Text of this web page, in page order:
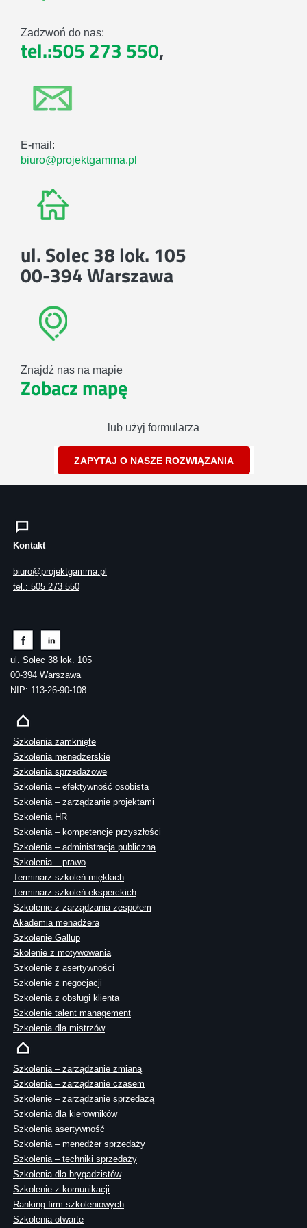
Zadzwoń do nas:
tel.:505 273 550,
E-mail:
biuro@projektgamma.pl
ul. Solec 38 lok. 105
00-394 Warszawa
Znajdź nas na mapie
Zobacz mapę
lub użyj formularza
ZAPYTAJ O NASZE ROZWIĄZANIA
Kontakt
biuro@projektgamma.pl
tel.: 505 273 550
ul. Solec 38 lok. 105
00-394 Warszawa
NIP: 113-26-90-108
Szkolenia zamknięte
Szkolenia menedżerskie
Szkolenia sprzedażowe
Szkolenia – efektywność osobista
Szkolenia – zarządzanie projektami
Szkolenia HR
Szkolenia – kompetencje przyszłości
Szkolenia – administracja publiczna
Szkolenia – prawo
Terminarz szkoleń miękkich
Terminarz szkoleń eksperckich
Szkolenie z zarządzania zespołem
Akademia menadżera
Szkolenie Gallup
Skolenie z motywowania
Szkolenie z asertywności
Szkolenie z negocjacji
Szkolenia z obsługi klienta
Szkolenie talent management
Szkolenia dla mistrzów
Szkolenia – zarządzanie zmianą
Szkolenia – zarządzanie czasem
Szkolenie – zarządzanie sprzedażą
Szkolenia dla kierowników
Szkolenia asertywność
Szkolenia – menedżer sprzedaży
Szkolenia – techniki sprzedaży
Szkolenia dla brygadzistów
Szkolenie z komunikacji
Ranking firm szkoleniowych
Szkolenia otwarte